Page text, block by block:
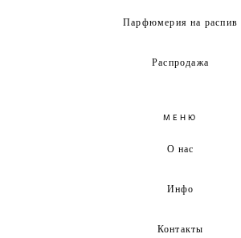
Парфюмерия на распив
Распродажа
МЕНЮ
О нас
Инфо
Контакты